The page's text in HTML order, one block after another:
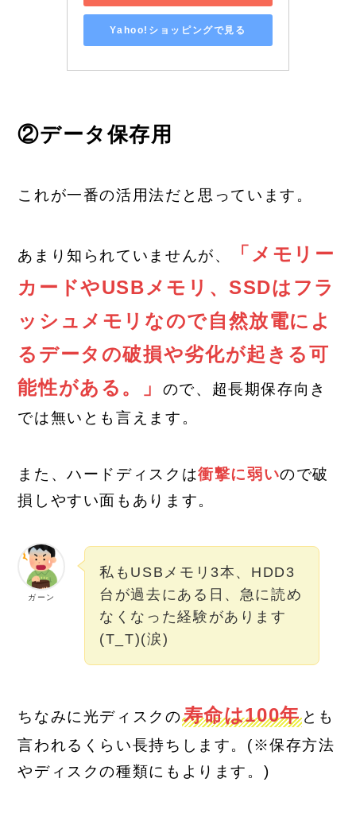
Yahoo!ショッピングで見る
②データ保存用
これが一番の活用法だと思っています。
あまり知られていませんが、
「メモリー
カードやUSBメモリ、SSDはフラ
ッシュメモリなので自然放電によ
るデータの破損や劣化が起きる可
能性がある。」
ので、超長期保存向き
では無いとも言えます。
また、ハードディスクは衝撃に弱いので破
損しやすい面もあります。
ガーン
私もUSBメモリ3本、HDD3
台が過去にある日、急に読め
なくなった経験があります
(T_T)(涙)
ちなみに光ディスクの寿命は100年とも
言われるくらい長持ちします。(※保存方法
やディスクの種類にもよります。)